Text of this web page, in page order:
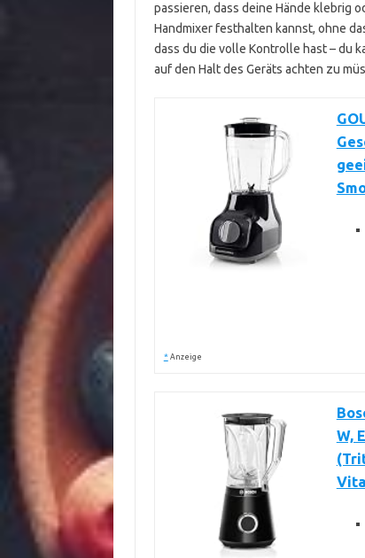
passieren, dass deine Hände klebrig
Handmixer festhalten kannst, ohne
dass du die volle Kontrolle hast – du
auf den Halt des Geräts achten zu
* Anzeige
W,